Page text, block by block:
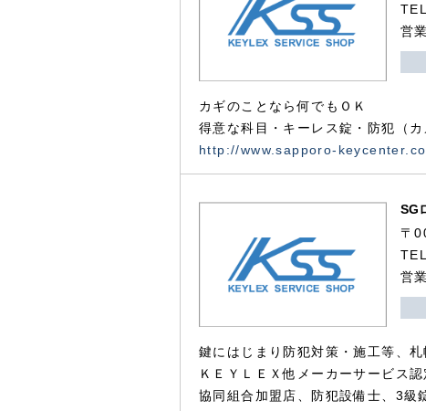
営
カギのことなら何でもＯＫ
得意な科目・キーレス錠・防犯（
http://www.sapporo-
SG
〒
営
鍵にはじまり防犯対策・施工等、
ＫＥＹＬＥＸ他メーカーサービス
協同組合加盟店、防犯設備士、3級